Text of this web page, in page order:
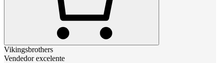
Vikingsbrothers
Vendedor excelente